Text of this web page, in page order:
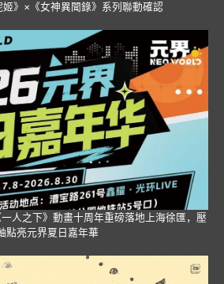
姬》×《女神異聞錄》系列聯動確認
人之下》動畫十周年重磅落地上海徐匯，壓
點亮元界夏日嘉年華